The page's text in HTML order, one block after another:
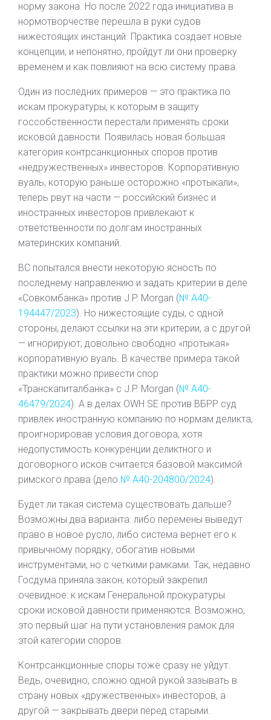
норму закона. Но после 2022 года инициатива в
нормотворчестве перешла в руки судов
нижестоящих инстанций. Практика создает новые
концепции, и непонятно, пройдут ли они проверку
временем и как повлияют на всю систему права.
Один из последних примеров — это практика по
искам прокуратуры, к которым в защиту
госсобственности перестали применять сроки
исковой давности. Появилась новая большая
категория контрсанкционных споров против
«недружественных» инвесторов. Корпоративную
вуаль, которую раньше осторожно «протыкали»,
теперь рвут на части — российский бизнес и
иностранных инвесторов привлекают к
ответственности по долгам иностранных
материнских компаний.
ВС попытался внести некоторую ясность по
последнему направлению и задать критерии в деле
«Совкомбанка» против J.P. Morgan (№ А40-
194447/2023). Но нижестоящие суды, с одной
стороны, делают ссылки на эти критерии, а с другой
— игнорируют, довольно свободно «протыкая»
корпоративную вуаль. В качестве примера такой
практики можно привести спор
«Транскапиталбанка» с J.P. Morgan (№ А40-
46479/2024). А в делах OWH SE против ВБРР суд
привлек иностранную компанию по нормам деликта,
проигнорировав условия договора, хотя
недопустимость конкуренции деликтного и
договорного исков считается базовой максимой
римского права (дело № А40-204800/2024).
Будет ли такая система существовать дальше?
Возможны два варианта: либо перемены выведут
право в новое русло, либо система вернет его к
привычному порядку, обогатив новыми
инструментами, но с четкими рамками. Так, недавно
Госдума приняла закон, который закрепил
очевидное: к искам Генеральной прокуратуры
сроки исковой давности применяются. Возможно,
это первый шаг на пути установления рамок для
этой категории споров.
Контрсанкционные споры тоже сразу не уйдут.
Ведь, очевидно, сложно одной рукой зазывать в
страну новых «дружественных» инвесторов, а
другой — закрывать двери перед старыми.